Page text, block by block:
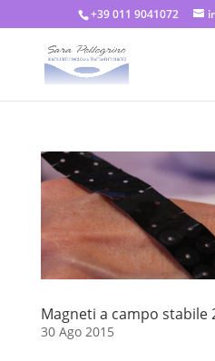
+39 011 9041072
Magneti a campo stabile
30 Ago 2015